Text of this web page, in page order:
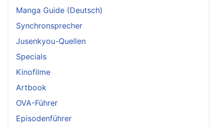
Manga Guide (Deutsch)
Synchronsprecher
Jusenkyou-Quellen
Specials
Kinofilme
Artbook
OVA-Führer
Episodenführer